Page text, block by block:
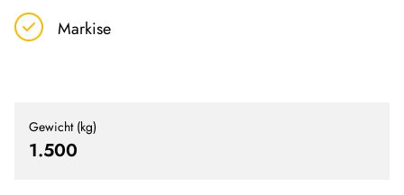
Markise
Gewicht (kg)
1.500